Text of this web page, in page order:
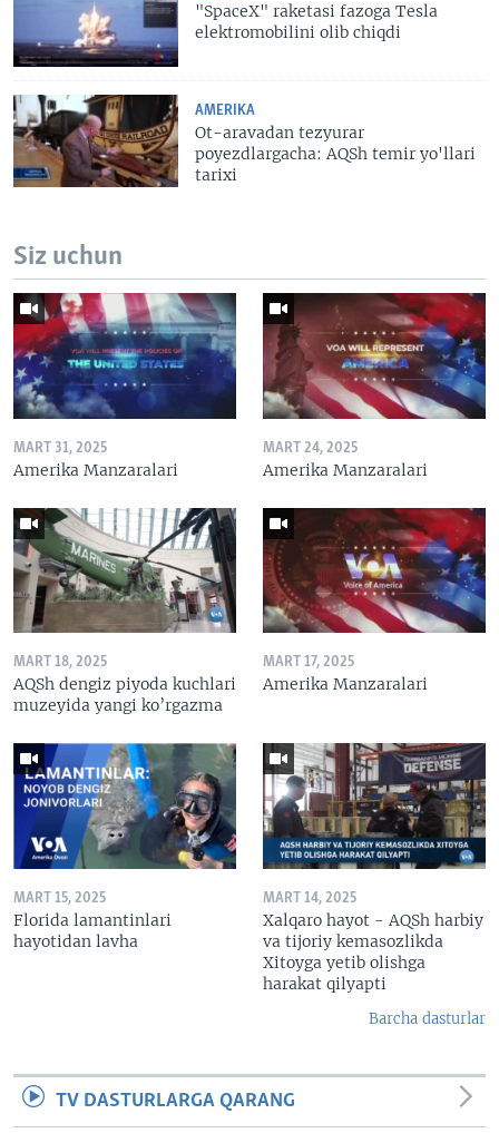
"SpaceX" raketasi fazoga Tesla
elektromobilini olib chiqdi
AMERIKA
Ot-aravadan tezyurar
poyezdlargacha: AQSh temir yo'llari
tarixi
Siz uchun
MART 31, 2025
Amerika Manzaralari
MART 24, 2025
Amerika Manzaralari
MART 18, 2025
AQSh dengiz piyoda kuchlari
muzeyida yangi ko’rgazma
MART 17, 2025
Amerika Manzaralari
MART 15, 2025
Florida lamantinlari
hayotidan lavha
MART 14, 2025
Xalqaro hayot - AQSh harbiy
va tijoriy kemasozlikda
Xitoyga yetib olishga
harakat qilyapti
Barcha dasturlar
TV DASTURLARGA QARANG